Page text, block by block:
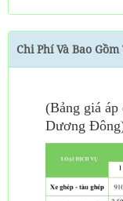
Chi Phí Và Bao
(Bảng giá
Dương